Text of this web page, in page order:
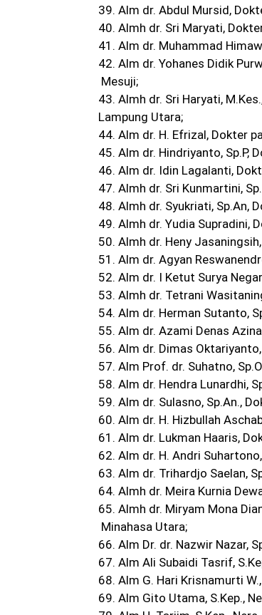
39. Alm dr. Abdul Mursid,
40. Almh dr. Sri Maryati,
41. Alm dr. Muhammad
42. Alm dr. Yohanes Didik
Mesuji;
43. Almh dr. Sri Haryati,
Lampung Utara;
44. Alm dr. H. Efrizal, Dokter
45. Alm dr. Hindriyanto, Sp.P,
46. Alm dr. Idin Lagalanti,
47. Almh dr. Sri Kunmartini,
48. Almh dr. Syukriati, Sp.An,
49. Almh dr. Yudia Supradini,
50. Almh dr. Heny
51. Alm dr. Agyan
52. Alm dr. I Ketut Surya
53. Almh dr. Tetrani
54. Alm dr. Herman Sutanto,
55. Alm dr. Azami Denas
56. Alm dr. Dimas
57. Alm Prof. dr. Suhatno,
58. Alm dr. Hendra Lunardhi,
59. Alm dr. Sulasno, Sp.An.,
60. Alm dr. H. Hizbullah
61. Alm dr. Lukman Haaris,
62. Alm dr. H. Andri
63. Alm dr. Trihardjo Saelan,
64. Almh dr. Meira Kurnia
65. Almh dr. Miryam Mona
Minahasa Utara;
66. Alm Dr. dr. Nazwir Nazar,
67. Alm Ali Subaidi Tasrif,
68. Alm G. Hari Krisnamurti
69. Alm Gito Utama, S.Kep.,